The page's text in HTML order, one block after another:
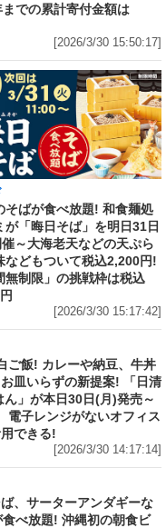
での累計寄付金額は
[2026/3/30 15:50:17]
そばが食べ放題! 和食麺処
が「晦日そば」を明日31日
～大海老天などの天ぷら
などもついて税込2,200円!
無制限」の挑戦枠は税込
[2026/3/30 15:17:42]
ご飯! カレーや納豆、牛丼
皿いらずの新提案! 「日清
」が本日30日(月)発売～
電子レンジがないオフィス
できる!
[2026/3/30 14:17:14]
、サーターアンダギーな
べ放題! 沖縄初の朝食ビ